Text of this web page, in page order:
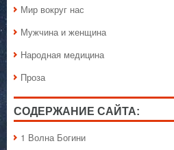
Мир вокруг нас
Мужчина и женщина
Народная медицина
Проза
СОДЕРЖАНИЕ САЙТА:
1 Волна Богини